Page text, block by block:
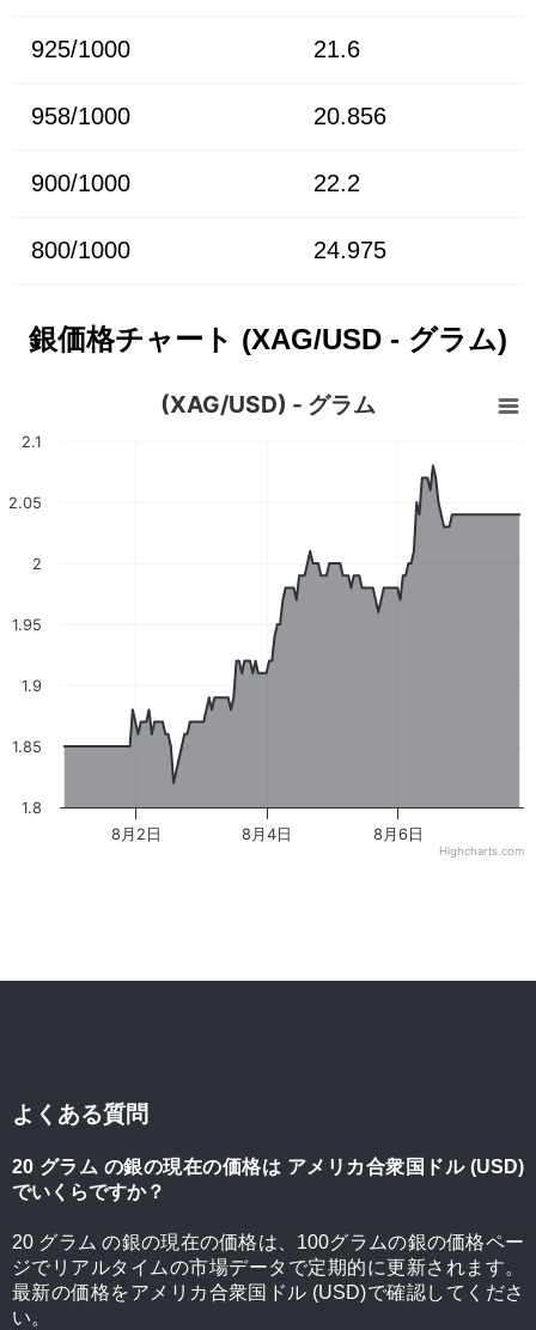
925/1000 21.6
958/1000 20.856
900/1000 22.2
800/1000 24.975
銀価格チャート (XAG/USD - グラム)
(XAG/USD) - グラム
8月2日 8月4日 8月6日
1.8
1.85
1.9
1.95
2
2.05
2.1
Highcharts.com
よくある質問
20 グラム の銀の現在の価格は アメリカ合衆国ドル (USD)
でいくらですか？
20 グラム の銀の現在の価格は、100グラムの銀の価格ペー
ジでリアルタイムの市場データで定期的に更新されます。
最新の価格をアメリカ合衆国ドル (USD)で確認してくださ
い。